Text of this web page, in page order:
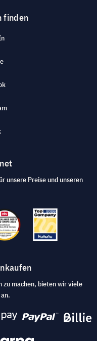
finden
unsere Preise und unseren
zu machen, bieten wir viele